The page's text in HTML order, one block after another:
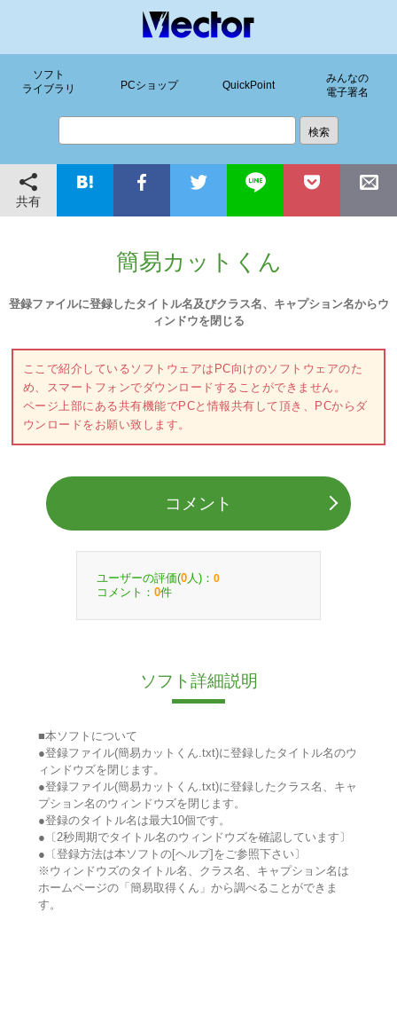
ソフト
ライブラリ
PCショップ QuickPoint
みんなの
電子署名
共有
簡易カットくん
登録ファイルに登録したタイトル名及びクラス名、キャプション名からウ
ィンドウを閉じる
ここで紹介しているソフトウェアはPC向けのソフトウェアのた
め、スマートフォンでダウンロードすることができません。
ページ上部にある共有機能でPCと情報共有して頂き、PCからダ
ウンロードをお願い致します。
コメント
ユーザーの評価(0 人)： 0
コメント： 0件
ソフト詳細説明
■本ソフトについて
●登録ファイル(簡易カットくん.txt)に登録したタイトル名のウ
ィンドウズを閉じます。
●登録ファイル(簡易カットくん.txt)に登録したクラス名、キャ
プション名のウィンドウズを閉じます。
●登録のタイトル名は最大10個です。
●〔2秒周期でタイトル名のウィンドウズを確認しています〕
●〔登録方法は本ソフトの[ヘルプ]をご参照下さい〕
※ウィンドウズのタイトル名、クラス名、キャプション名は
ホームページの「簡易取得くん」から調べることができま
す。